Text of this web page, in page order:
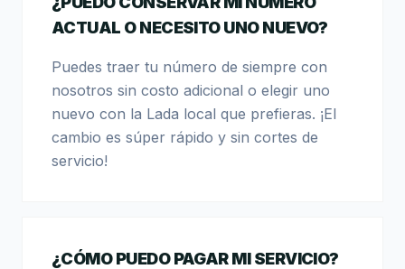
ACTUAL O NECESITO UNO NUEVO?
Puedes traer tu número de siempre con
nosotros sin costo adicional o elegir uno
nuevo con la Lada local que prefieras. ¡El
cambio es súper rápido y sin cortes de
servicio!
¿CÓMO PUEDO PAGAR MI SERVICIO?